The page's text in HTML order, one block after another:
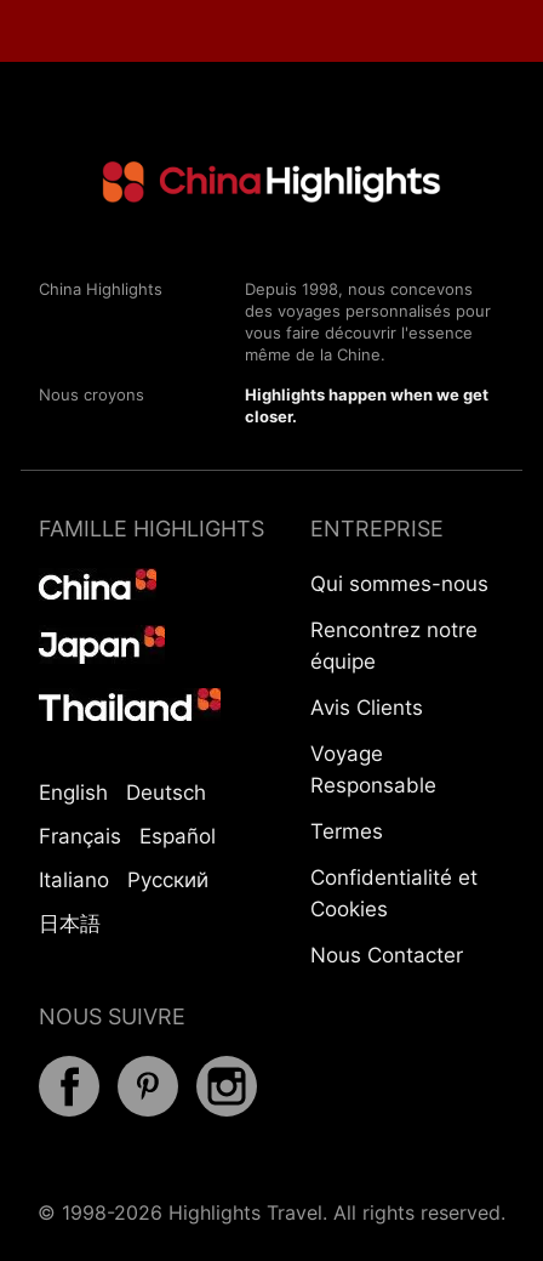
China Highlights
Depuis 1998, nous concevons
des voyages personnalisés pour
vous faire découvrir l'essence
même de la Chine.
Nous croyons
Highlights happen when we get
closer.
FAMILLE HIGHLIGHTS
English
Deutsch
Français
Español
Italiano
Русский
日本語
NOUS SUIVRE
ENTREPRISE
Qui sommes-nous
Rencontrez notre
équipe
Avis Clients
Voyage
Responsable
Termes
Confidentialité et
Cookies
Nous Contacter
© 1998-2026 Highlights Travel. All rights reserved.